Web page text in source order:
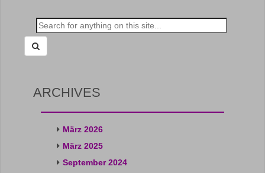
Search
for:
ARCHIVES
März 2026
März 2025
September 2024